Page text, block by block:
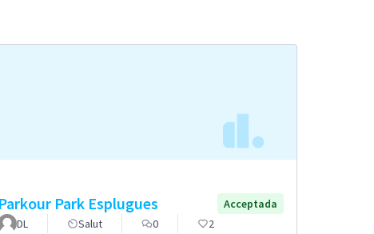
Parkour Park Esplugues
Acceptada
DL
Salut 0 2